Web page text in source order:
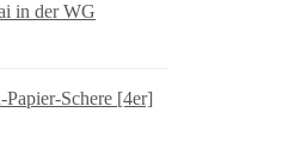
in der WG
Schere [4er]